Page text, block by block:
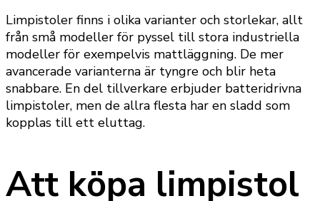
Limpistoler finns i olika varianter och storlekar, allt
från små modeller för pyssel till stora industriella
modeller för exempelvis mattläggning. De mer
avancerade varianterna är tyngre och blir heta
snabbare. En del tillverkare erbjuder batteridrivna
limpistoler, men de allra flesta har en sladd som
kopplas till ett eluttag.
Att köpa limpistol